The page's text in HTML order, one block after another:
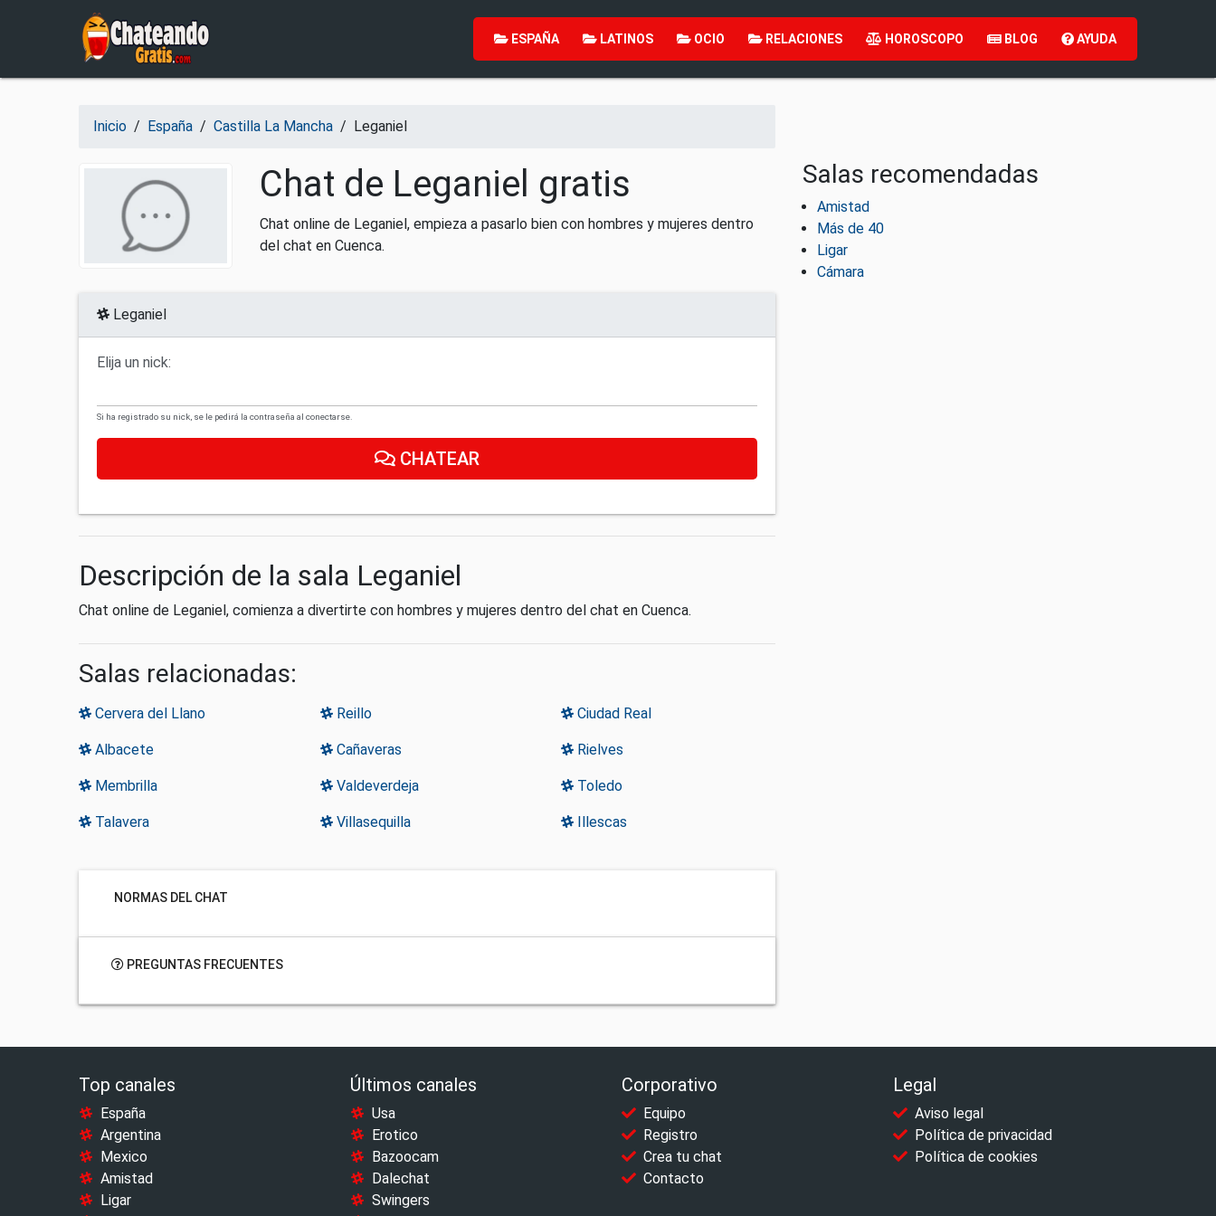
Salir del contenido
ESPAÑA LATINOS OCIO RELACIONES HOROSCOPO BLOG AYUDA
Inicio / España / Castilla La Mancha / Leganiel
Chat de Leganiel gratis
Chat online de Leganiel, empieza a pasarlo bien con hombres y mujeres dentro
del chat en Cuenca.
Leganiel
Elija un nick:
Si ha registrado su nick, se le pedirá la contraseña al conectarse.
CHATEAR
Descripción de la sala Leganiel
Chat online de Leganiel, comienza a divertirte con hombres y mujeres dentro del chat en Cuenca.
Salas relacionadas:
Cervera del Llano Reillo Ciudad Real
Albacete Cañaveras Rielves
Membrilla Valdeverdeja Toledo
Talavera Villasequilla Illescas
NORMAS DEL CHAT
PREGUNTAS FRECUENTES
Salas recomendadas
Amistad
Más de 40
Ligar
Cámara
Top canales
España
Argentina
Mexico
Amistad
Ligar
Últimos canales
Usa
Erotico
Bazoocam
Dalechat
Swingers
Corporativo
Equipo
Registro
Crea tu chat
Contacto
Legal
Aviso legal
Política de privacidad
Política de cookies